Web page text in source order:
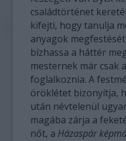
családtörténet
kifejti, hogy tanulja
anyagok
bízhassa a háttér
mesternek már csak
foglalkoznia. A
öröklétet bizonyítja,
után névtelenül
magába zárja a
nőt, a Házaspár